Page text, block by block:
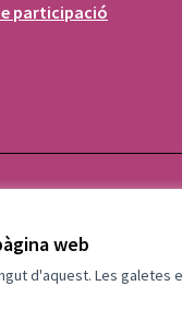
web
d'aquest. Les galetes
participació